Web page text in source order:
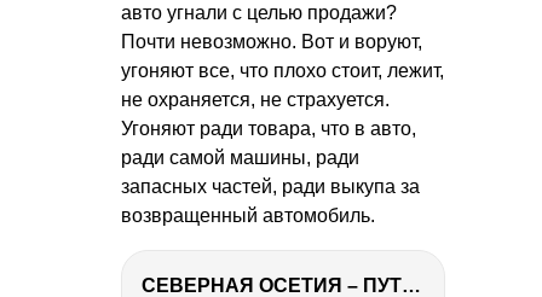
авто угнали с целью продажи?
Почти невозможно. Вот и воруют,
угоняют все, что плохо стоит, лежит,
не охраняется, не страхуется.
Угоняют ради товара, что в авто,
ради самой машины, ради
запасных частей, ради выкупа за
возвращенный автомобиль.
СЕВЕРНАЯ ОСЕТИЯ – ПУТЕШЕСТВИЕ НА КАВКАЗ часть 4